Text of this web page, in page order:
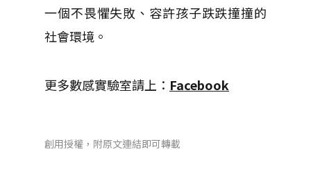
一個不畏懼失敗、容許孩子跌跌撞撞的
社會環境。
更多數感實驗室請上： Facebook
創用授權，附原文連結即可轉載